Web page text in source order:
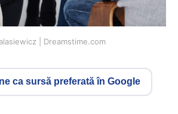
| Dreamstime.com
ca sursă preferată în Google